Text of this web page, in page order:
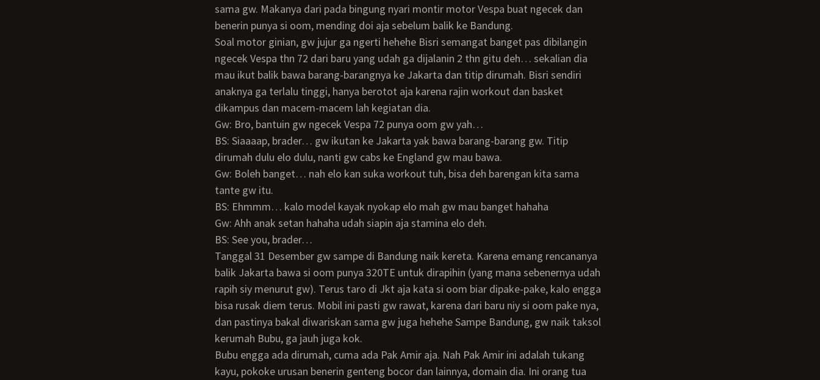
sama gw. Makanya dari pada bingung nyari montir motor Vespa buat ngecek dan
benerin punya si oom, mending doi aja sebelum balik ke Bandung.
Soal motor ginian, gw jujur ga ngerti hehehe Bisri semangat banget pas dibilangin
ngecek Vespa thn 72 dari baru yang udah ga dijalanin 2 thn gitu deh… sekalian dia
mau ikut balik bawa barang-barangnya ke Jakarta dan titip dirumah. Bisri sendiri
anaknya ga terlalu tinggi, hanya berotot aja karena rajin workout dan basket
dikampus dan macem-macem lah kegiatan dia.
Gw: Bro, bantuin gw ngecek Vespa 72 punya oom gw yah…
BS: Siaaaap, brader… gw ikutan ke Jakarta yak bawa barang-barang gw. Titip
dirumah dulu elo dulu, nanti gw cabs ke England gw mau bawa.
Gw: Boleh banget… nah elo kan suka workout tuh, bisa deh barengan kita sama
tante gw itu.
BS: Ehmmm… kalo model kayak nyokap elo mah gw mau banget hahaha
Gw: Ahh anak setan hahaha udah siapin aja stamina elo deh.
BS: See you, brader…
Tanggal 31 Desember gw sampe di Bandung naik kereta. Karena emang rencananya
balik Jakarta bawa si oom punya 320TE untuk dirapihin (yang mana sebenernya udah
rapih siy menurut gw). Terus taro di Jkt aja kata si oom biar dipake-pake, kalo engga
bisa rusak diem terus. Mobil ini pasti gw rawat, karena dari baru niy si oom pake nya,
dan pastinya bakal diwariskan sama gw juga hehehe Sampe Bandung, gw naik taksol
kerumah Bubu, ga jauh juga kok.
Bubu engga ada dirumah, cuma ada Pak Amir aja. Nah Pak Amir ini adalah tukang
kayu, pokoke urusan benerin genteng bocor dan lainnya, domain dia. Ini orang tua